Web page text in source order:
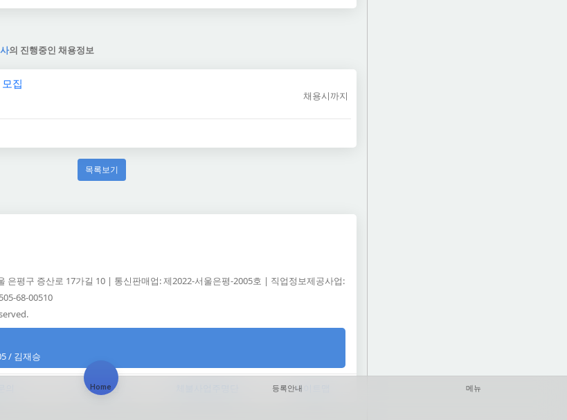
의 진행중인 채용정보
집
채용시까지
목록보기
은평구 증산로 17가길 10 | 통신판매업: 제2022-서울은평-2005호 | 직업정보제공사업:
68-00510
/ 김재승
회원약관 사이트맵
Home 등록안내 메뉴